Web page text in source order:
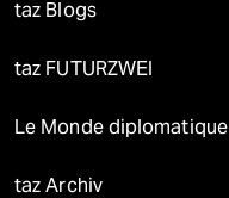
taz Blogs
taz FUTURZWEI
Le Monde diplomatique
taz Archiv